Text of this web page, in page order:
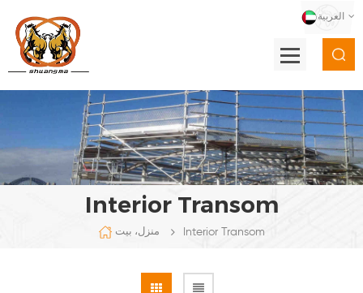
العربية
Interior Transom
منزل، بيت Interior Transom